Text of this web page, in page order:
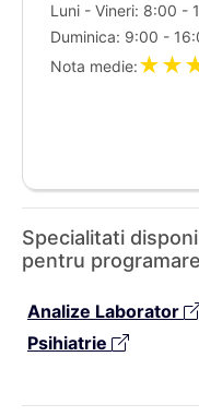
Luni - Vineri: 8:00 -
Duminica: 9:00 -
Nota medie:
Specialitati
pentru
Analize Laborator
Psihiatrie